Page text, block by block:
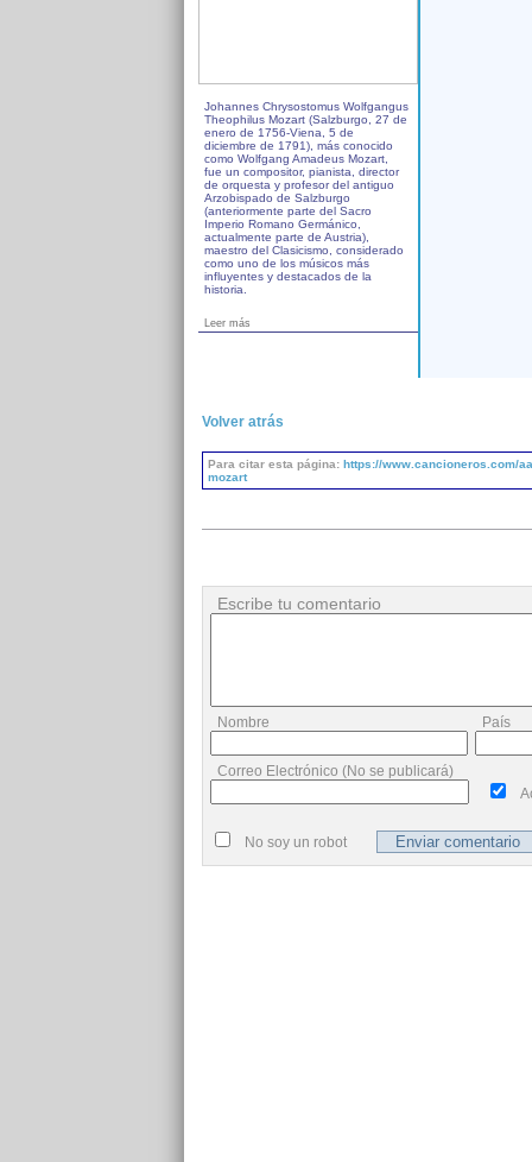
Johannes Chrysostomus Wolfgangus
Theophilus Mozart (Salzburgo, 27 de
enero de 1756-Viena, 5 de
diciembre de 1791), más conocido
como Wolfgang Amadeus Mozart,
fue un compositor, pianista, director
de orquesta y profesor del antiguo
Arzobispado de Salzburgo
(anteriormente parte del Sacro
Imperio Romano Germánico,
actualmente parte de Austria),
maestro del Clasicismo, considerado
como uno de los músicos más
influyentes y destacados de la
historia.
Leer más
Volver atrás
Para citar esta página: https://www.cancioneros.com/
mozart
Escribe tu comentario
Nombre País
Correo Electrónico (No se publicará)
No soy un robot